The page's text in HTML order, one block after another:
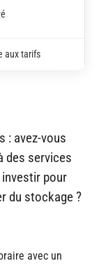
aux tarifs
: avez-vous
des services
investir pour
du stockage ?
avec un